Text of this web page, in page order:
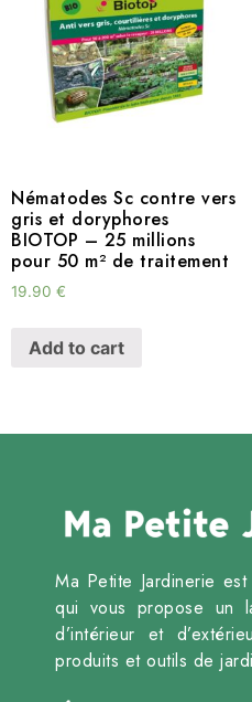
Nématodes Sc contre vers
gris et doryphores
BIOTOP – 25 millions
pour 50 m² de traitement
19.90 €
Add to cart
Ma Petite Jardinerie
qui vous propose un
d’intérieur et
produits et outils de